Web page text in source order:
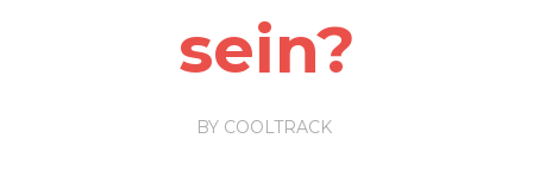
sein?
BY COOLTRACK